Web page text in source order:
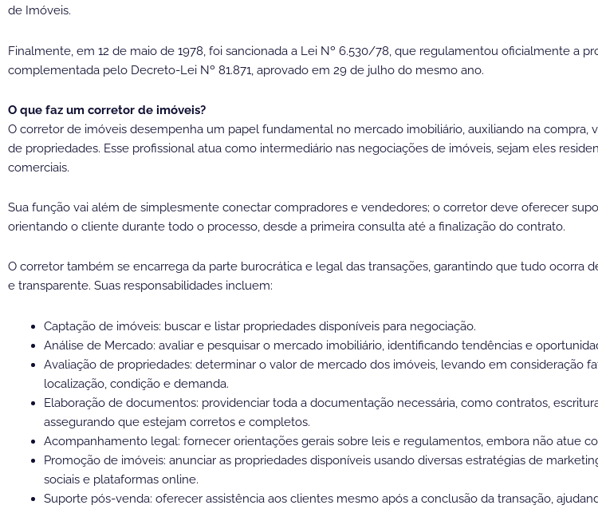
de Imóveis.
Finalmente, em 12 de maio de 1978, foi sancionada a Lei Nº 6.530/78, que regulamentou oficialmente a
complementada pelo Decreto-Lei Nº 81.871, aprovado em 29 de julho do mesmo ano.
O que faz um corretor de imóveis?
O corretor de imóveis desempenha um papel fundamental no mercado imobiliário, auxiliando na compra,
de propriedades. Esse profissional atua como intermediário nas negociações de imóveis, sejam eles
comerciais.
Sua função vai além de simplesmente conectar compradores e vendedores; o corretor deve oferecer
orientando o cliente durante todo o processo, desde a primeira consulta até a finalização do contrato.
O corretor também se encarrega da parte burocrática e legal das transações, garantindo que tudo ocorra
e transparente. Suas responsabilidades incluem:
Captação de imóveis: buscar e listar propriedades disponíveis para negociação.
Análise de Mercado: avaliar e pesquisar o mercado imobiliário, identificando tendências e
Avaliação de propriedades: determinar o valor de mercado dos imóveis, levando em consideração
localização, condição e demanda.
Elaboração de documentos: providenciar toda a documentação necessária, como contratos,
assegurando que estejam corretos e completos.
Acompanhamento legal: fornecer orientações gerais sobre leis e regulamentos, embora não atue
Promoção de imóveis: anunciar as propriedades disponíveis usando diversas estratégias de
sociais e plataformas online.
Suporte pós-venda: oferecer assistência aos clientes mesmo após a conclusão da transação,